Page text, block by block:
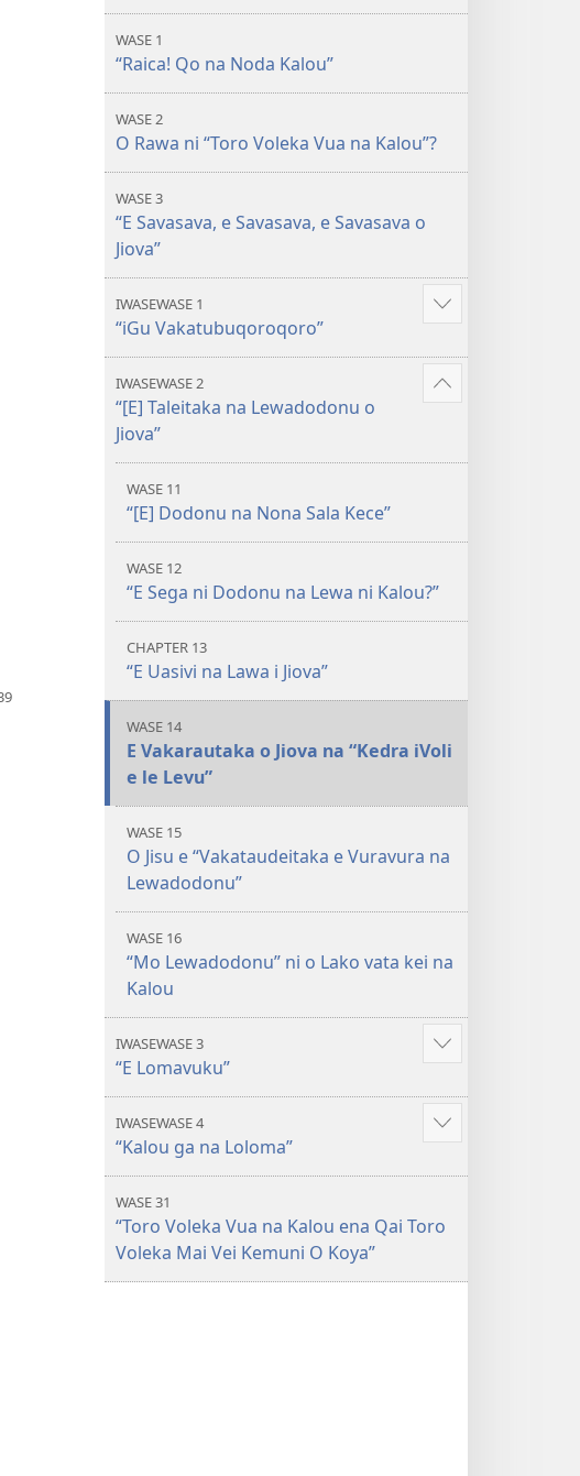
Voleka
Vei
WASE 1
“Raica! Qo na Noda Kalou”
WASE 2
O Rawa ni “Toro Voleka Vua na Kalou”?
WASE 3
“E Savasava, e Savasava, e Savasava o
Jiova”
IWASEWASE 1
“iGu Vakatubuqoroqoro”
Show
IWASEWASE 2
“[E] Taleitaka na Lewadodonu o
Jiova”
Show
WASE 11
“[E] Dodonu na Nona Sala Kece”
WASE 12
“E Sega ni Dodonu na Lewa ni Kalou?”
CHAPTER 13
“E Uasivi na Lawa i Jiova”
WASE 14
E Vakarautaka o Jiova na “Kedra iVoli
e le Levu”
WASE 15
O Jisu e “Vakataudeitaka e Vuravura na
Lewadodonu”
WASE 16
“Mo Lewadodonu” ni o Lako vata kei na
Kalou
IWASEWASE 3
“E Lomavuku”
Show
IWASEWASE 4
“Kalou ga na Loloma”
Show
WASE 31
“Toro Voleka Vua na Kalou ena Qai Toro
Voleka Mai Vei Kemuni O Koya”